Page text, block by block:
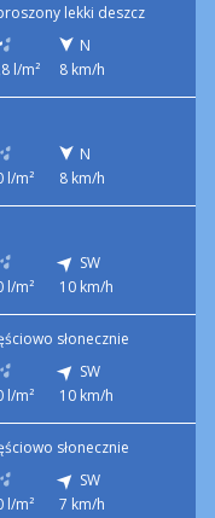
lekki deszcz
l/m²
N
8 km/h
l/m²
N
8 km/h
l/m²
SW
10 km/h
słonecznie
l/m²
SW
10 km/h
słonecznie
l/m²
SW
7 km/h